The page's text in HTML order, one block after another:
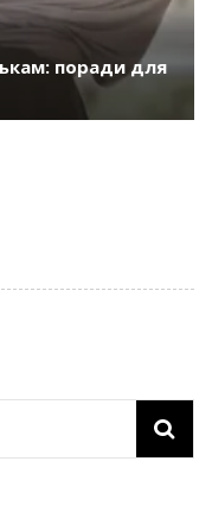
поради для